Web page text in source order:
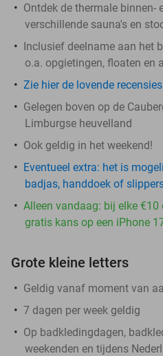
Ontdek de thermale binnen-
verschillende sauna's en
Inclusief deelname aan het
o.a. opgietingen, floaten en
Zie hier de lovende recensies
Gelegen boven op de
Limburgse heuvelland
Ook geldig in het weekend!
Eventueel extra: het is
badjas, handdoek of
Alleen vandaag: bij elke €10
gratis kans op een iPhone
Grote kleine letters
Geldig vanaf moment van
7 dagen per week geldig
Op badkledingdagen,
weekenden en tijdens